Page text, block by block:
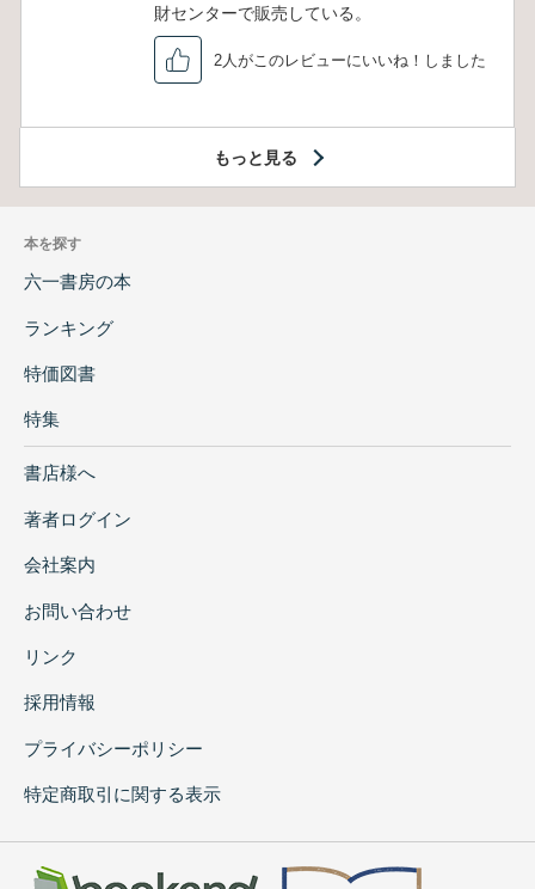
財センターで販売している。
2人がこのレビューにいいね！しました
もっと見る
本を探す
六一書房の本
ランキング
特価図書
特集
書店様へ
著者ログイン
会社案内
お問い合わせ
リンク
採用情報
プライバシーポリシー
特定商取引に関する表示